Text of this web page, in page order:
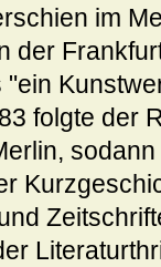
im
der
folgte der